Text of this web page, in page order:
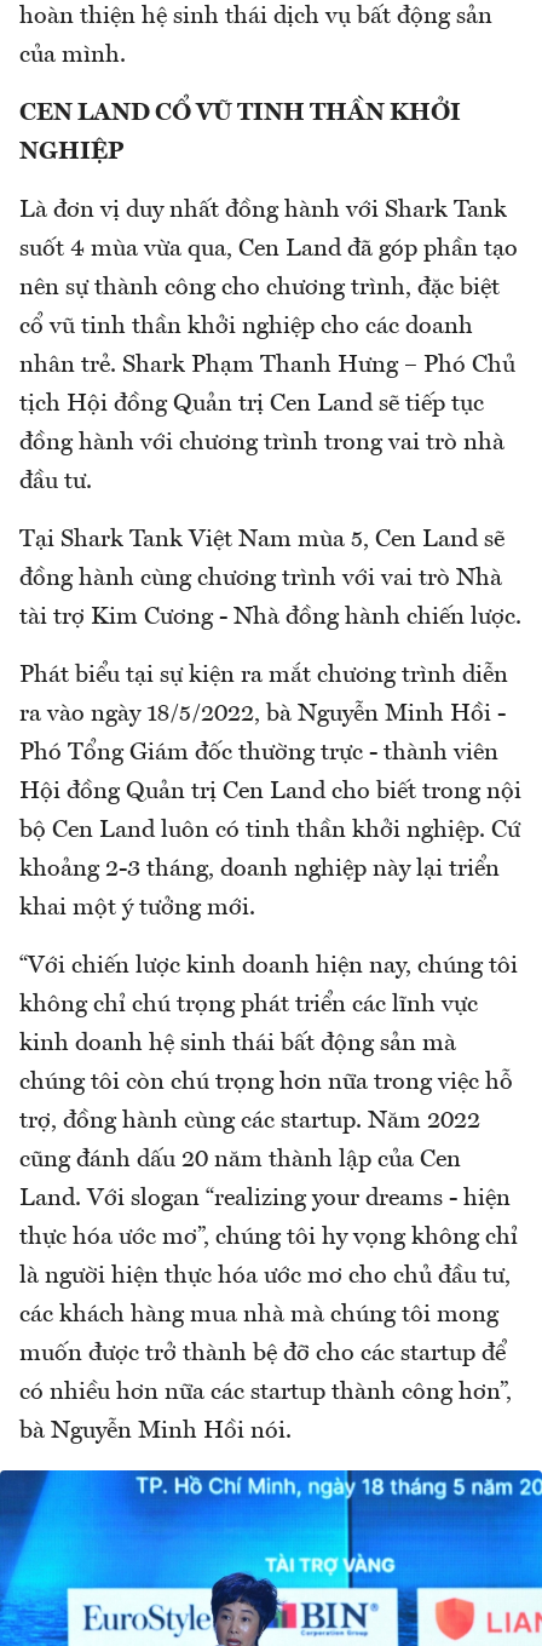
hoàn thiện hệ sinh thái dịch vụ bất động sản
của mình.
CEN LAND CỔ VŨ TINH THẦN KHỞI
NGHIỆP
Là đơn vị duy nhất đồng hành với Shark Tank
suốt 4 mùa vừa qua, Cen Land đã góp phần tạo
nên sự thành công cho chương trình, đặc biệt
cổ vũ tinh thần khởi nghiệp cho các doanh
nhân trẻ. Shark Phạm Thanh Hưng – Phó Chủ
tịch Hội đồng Quản trị Cen Land sẽ tiếp tục
đồng hành với chương trình trong vai trò nhà
đầu tư.
Tại Shark Tank Việt Nam mùa 5, Cen Land sẽ
đồng hành cùng chương trình với vai trò Nhà
tài trợ Kim Cương - Nhà đồng hành chiến lược.
Phát biểu tại sự kiện ra mắt chương trình diễn
ra vào ngày 18/5/2022, bà Nguyễn Minh Hồi -
Phó Tổng Giám đốc thường trực - thành viên
Hội đồng Quản trị Cen Land cho biết trong nội
bộ Cen Land luôn có tinh thần khởi nghiệp. Cứ
khoảng 2-3 tháng, doanh nghiệp này lại triển
khai một ý tưởng mới.
“Với chiến lược kinh doanh hiện nay, chúng tôi
không chỉ chú trọng phát triển các lĩnh vực
kinh doanh hệ sinh thái bất động sản mà
chúng tôi còn chú trọng hơn nữa trong việc hỗ
trợ, đồng hành cùng các startup. Năm 2022
cũng đánh dấu 20 năm thành lập của Cen
Land. Với slogan “realizing your dreams - hiện
thực hóa ước mơ”, chúng tôi hy vọng không chỉ
là người hiện thực hóa ước mơ cho chủ đầu tư,
các khách hàng mua nhà mà chúng tôi mong
muốn được trở thành bệ đỡ cho các startup để
có nhiều hơn nữa các startup thành công hơn”,
bà Nguyễn Minh Hồi nói.